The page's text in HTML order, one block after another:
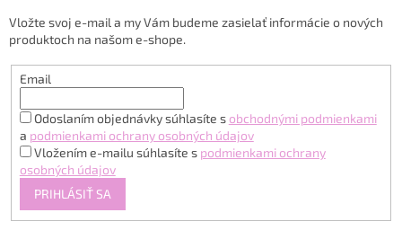
Vložte svoj e-mail a my Vám budeme zasielať informácie o nových
produktoch na našom e-shope.
Email
Odoslaním objednávky súhlasíte s obchodnými podmienkami
a podmienkami ochrany osobných údajov
Vložením e-mailu súhlasíte s podmienkami ochrany
osobných údajov
PRIHLÁSIŤ SA